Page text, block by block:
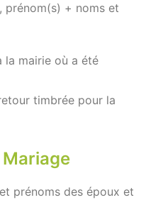
prénom(s) + noms et
la mairie où a été
timbrée pour la
Mariage
prénoms des époux et